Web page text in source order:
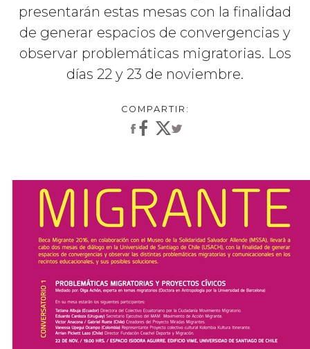
presentarán estas mesas con la finalidad
de generar espacios de convergencias y
observar problemáticas migratorias. Los
días 22 y 23 de noviembre.